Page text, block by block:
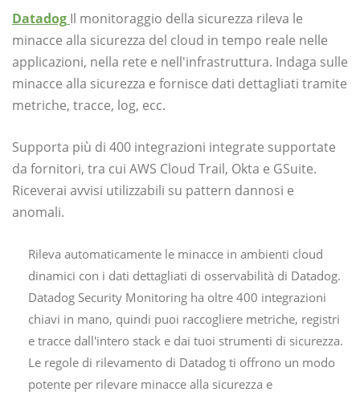
Datadog Il monitoraggio della sicurezza rileva le
minacce alla sicurezza del cloud in tempo reale nelle
applicazioni, nella rete e nell'infrastruttura. Indaga sulle
minacce alla sicurezza e fornisce dati dettagliati tramite
metriche, tracce, log, ecc.
Supporta più di 400 integrazioni integrate supportate
da fornitori, tra cui AWS Cloud Trail, Okta e GSuite.
Riceverai avvisi utilizzabili su pattern dannosi e
anomali.
Rileva automaticamente le minacce in ambienti cloud
dinamici con i dati dettagliati di osservabilità di Datadog.
Datadog Security Monitoring ha oltre 400 integrazioni
chiavi in ​​mano, quindi puoi raccogliere metriche, registri
e tracce dall'intero stack e dai tuoi strumenti di sicurezza.
Le regole di rilevamento di Datadog ti offrono un modo
potente per rilevare minacce alla sicurezza e